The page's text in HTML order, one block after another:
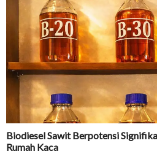
Biodiesel Sawit Berpotensi
Rumah Kaca